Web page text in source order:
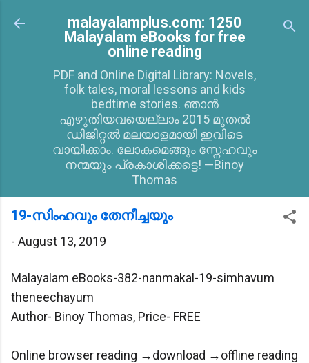
Skip to main content
malayalamplus.com: 1250
Malayalam eBooks for free
online reading
PDF and Online Digital Library: Novels,
folk tales, moral lessons and kids
bedtime stories. ഞാൻ
എഴുതിയവയെല്ലാം 2015 മുതൽ
ഡിജിറ്റൽ മലയാളമായി ഇവിടെ
വായിക്കാം. ലോകമെങ്ങും സ്നേഹവും
നന്മയും പ്രകാശിക്കട്ടെ! —Binoy
Thomas
19-സിംഹവും തേനീച്ചയും
- August 13, 2019
Malayalam eBooks-382-nanmakal-19-simhavum
theneechayum
Author- Binoy Thomas, Price- FREE
Online browser reading →download →offline reading